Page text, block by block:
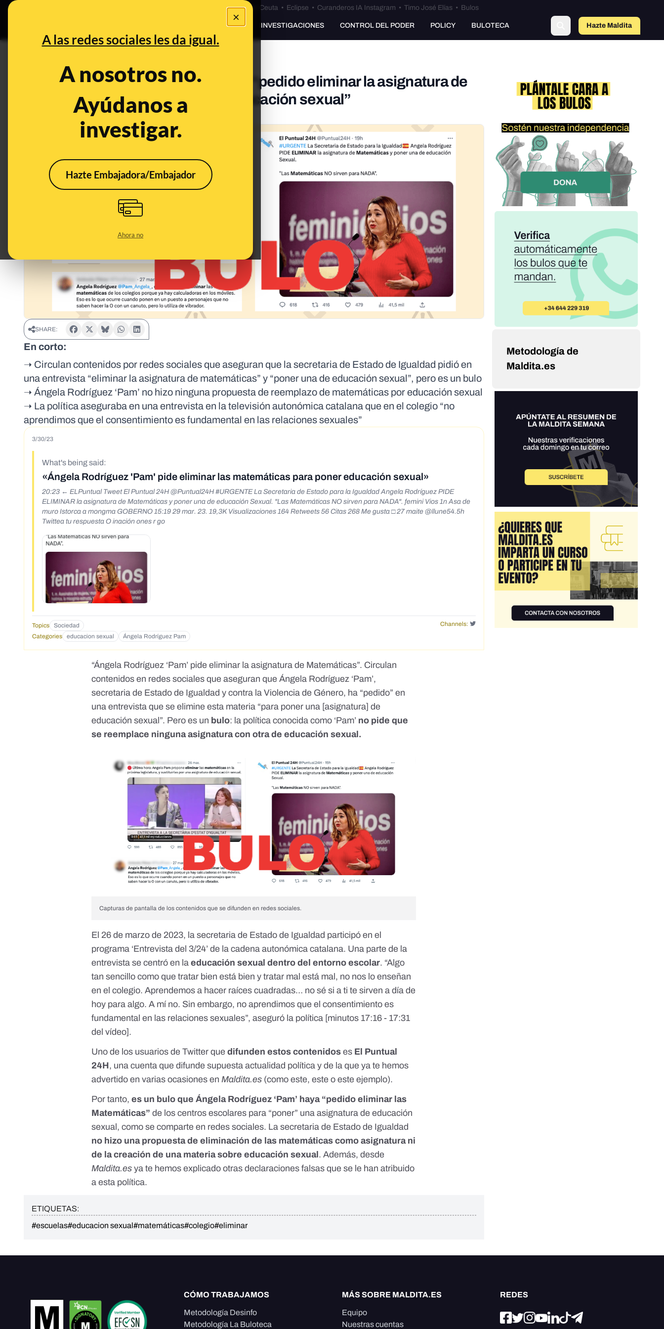
×
A las redes sociales les da igual.
A nosotros no.
Ayúdanos a
investigar.
Hazte Embajadora/Embajador
Ahora no
Especial Ceuta•Bulos Ceuta • Eclipse • Curanderos IA Instagram • Timo José Elías • Bulos
PREBUNKING INVESTIGACIONES CONTROL DEL PODER POLICY BULOTECA Hazte Maldit o
a
No, Ángela Rodríguez ‘Pam’ no ha “pedido eliminar la asignatura de
matemáticas” y “poner una de educación sexual”
Mar 30, 2023, 1:36:41 PM
SHARE:
En corto:
➝ Circulan contenidos por redes sociales que aseguran que la secretaria de Estado de Igualdad pidió en
una entrevista “eliminar la asignatura de matemáticas” y “poner una de educación sexual”, pero es un bulo
➝ Ángela Rodríguez ‘Pam’ no hizo ninguna propuesta de reemplazo de matemáticas por educación sexual
➝ La política aseguraba en una entrevista en la televisión autonómica catalana que en el colegio “no
aprendimos que el consentimiento es fundamental en las relaciones sexuales”
3/30/23
What's being said:
«Ángela Rodríguez 'Pam' pide eliminar las matemáticas para poner educación sexual»
20:23 ← ELPuntual Tweet El Puntual 24H @Puntual24H #URGENTE La Secretaria de Estado para la Igualdad Angela Rodríguez PIDE
ELIMINAR la asignatura de Matemáticas y poner una de educación Sexual. "Las Matemáticas NO sirven para NADA". femini Vios 1n Asa de
muro Istorca a mongma GOBERNO 15:19 29 mar. 23. 19,3K Visualizaciones 164 Retweets 56 Citas 268 Me gusta □ 27 maite @llune54.5h
Twittea tu respuesta O inación ones r go
Topics Sociedad
Channels:
Categories
educacion sexual Ángela Rodríguez Pam
“Ángela Rodríguez ‘Pam’ pide eliminar la asignatura de Matemáticas”. Circulan
contenidos en redes sociales que aseguran que Ángela Rodríguez ‘Pam’,
secretaria de Estado de Igualdad y contra la Violencia de Género, ha “pedido” en
una entrevista que se elimine esta materia “para poner una [asignatura] de
educación sexual”. Pero es un bulo: la política conocida como ‘Pam’ no pide que
se reemplace ninguna asignatura con otra de educación sexual.
Capturas de pantalla de los contenidos que se difunden en redes sociales.
El 26 de marzo de 2023, la secretaria de Estado de Igualdad participó en el
programa ‘Entrevista del 3/24’ de la cadena autonómica catalana. Una parte de la
entrevista se centró en laeducación sexual dentro del entorno escolar. “Algo
tan sencillo como que tratar bien está bien y tratar mal está mal, no nos lo enseñan
en el colegio. Aprendemos a hacer raíces cuadradas… no sé si a ti te sirven a día de
hoy para algo. A mí no. Sin embargo, no aprendimos que el consentimiento es
fundamental en las relaciones sexuales”, aseguró la política [minutos 17:16 - 17:31
del vídeo].
Uno de los usuarios de Twitter quedifunden estos contenidos es El Puntual
24H, una cuenta que difunde supuesta actualidad política y de la queya te hemos
advertido en varias ocasiones enMaldita.es (comoeste,este oeste ejemplo).
Por tanto,es un bulo que Ángela Rodríguez ‘Pam’ haya “pedido eliminar las
Matemáticas”de los centros escolares para “poner” una asignatura de educación
sexual, como se comparte en redes sociales. La secretaria de Estado de Igualdad
no hizo una propuesta de eliminación de las matemáticas como asignatura ni
de la creación de una materia sobre educación sexual . Además, desde
Maldita.es ya te hemos explicadootras declaraciones falsas que se le han atribuido
a esta política.
ETIQUETAS:
#escuelas#educacion sexual#matemáticas#colegio#eliminar
Metodología de
Maldita.es
CÓMO TRABAJAMOS
Metodología Desinfo
Metodología La Buloteca
MÁS SOBRE MALDITA.ES
Equipo
Nuestras cuentas
REDES